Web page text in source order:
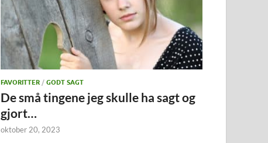
FAVORITTER /GODT SAGT
De små tingene jeg skulle ha sagt og
gjort…
oktober 20, 2023